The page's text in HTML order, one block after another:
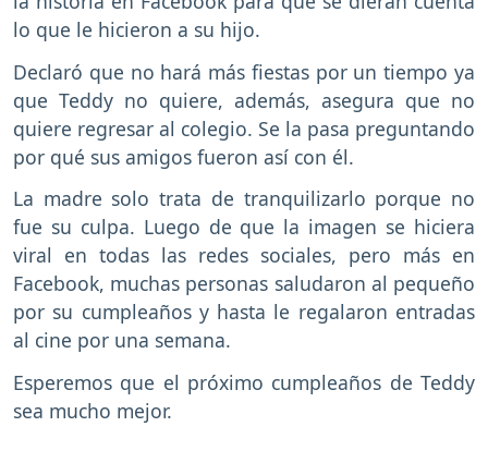
lo que le hicieron a su hijo.
Declaró que no hará más fiestas por un tiempo ya
que Teddy no quiere, además, asegura que no
quiere regresar al colegio. Se la pasa preguntando
por qué sus amigos fueron así con él.
La madre solo trata de tranquilizarlo porque no
fue su culpa. Luego de que la imagen se hiciera
viral en todas las redes sociales, pero más en
Facebook, muchas personas saludaron al pequeño
por su cumpleaños y hasta le regalaron entradas
al cine por una semana.
Esperemos que el próximo cumpleaños de Teddy
sea mucho mejor.